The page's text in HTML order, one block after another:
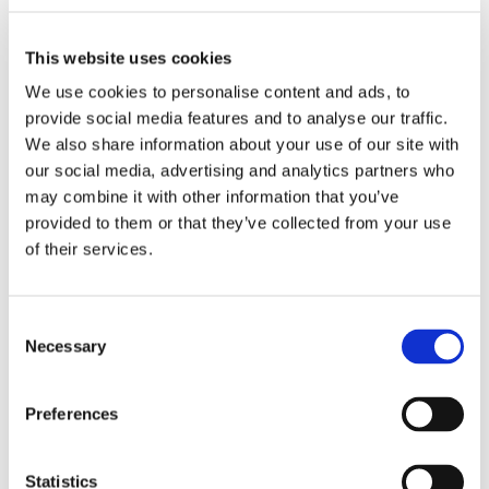
This website uses cookies
We use cookies to personalise content and ads, to
provide social media features and to analyse our traffic.
We also share information about your use of our site with
our social media, advertising and analytics partners who
may combine it with other information that you’ve
provided to them or that they’ve collected from your use
of their services.
Selection
Necessary
Preferences
Statistics
Obbligazioni solidali passive:
rapporti tra surrogazione legale e
regresso
La sentenza n. 16835 del 29 maggio 2026 della
Corte di Cassazione offre l'occasione per tornare